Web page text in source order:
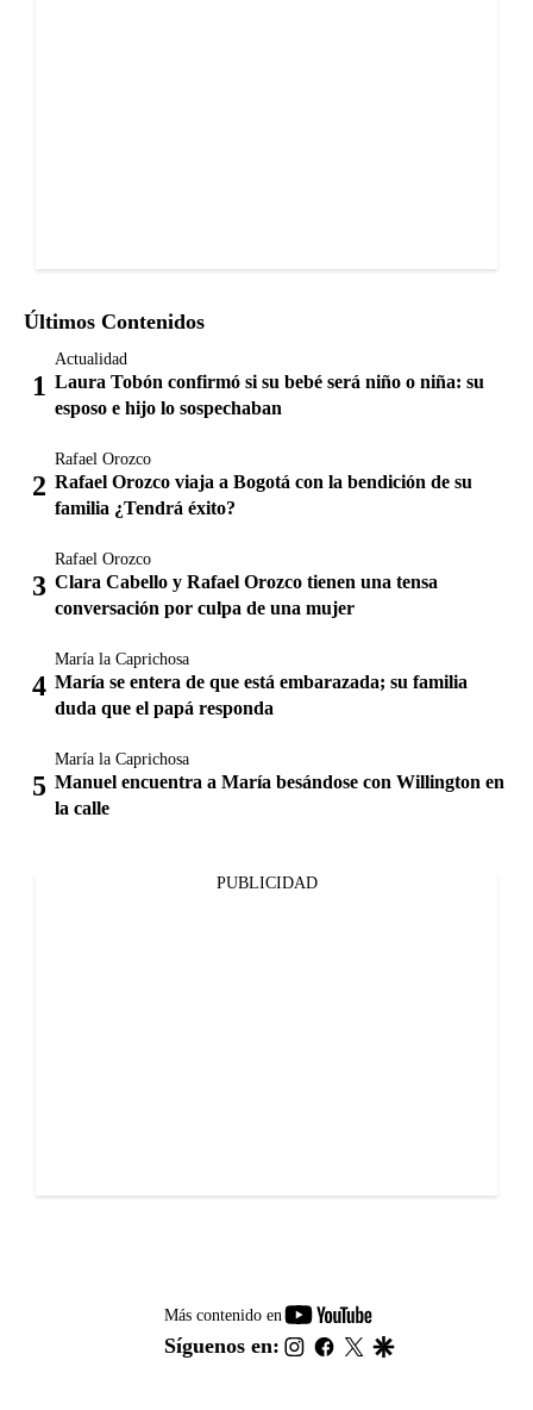
Últimos Contenidos
Actualidad
Laura Tobón confirmó si su bebé será niño o niña: su
esposo e hijo lo sospechaban
Rafael Orozco
Rafael Orozco viaja a Bogotá con la bendición de su
familia ¿Tendrá éxito?
Rafael Orozco
Clara Cabello y Rafael Orozco tienen una tensa
conversación por culpa de una mujer
María la Caprichosa
María se entera de que está embarazada; su familia
duda que el papá responda
María la Caprichosa
Manuel encuentra a María besándose con Willington en
la calle
PUBLICIDAD
Más contenido en
youtube-
footer
Síguenos en: instagram
facebook
twitter